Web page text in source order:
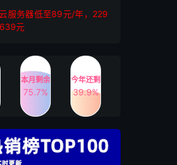
服务器低至89元/年，229
元
本月剩余
75.7%
今年还剩
39.9%